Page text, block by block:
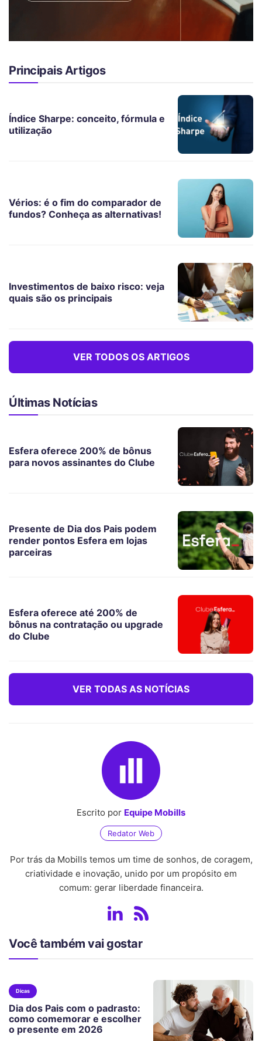
Principais Artigos
Índice Sharpe: conceito, fórmula e
utilização
Vérios: é o fim do comparador de
fundos? Conheça as alternativas!
Investimentos de baixo risco: veja
quais são os principais
VER TODOS OS ARTIGOS
Últimas Notícias
Esfera oferece 200% de bônus
para novos assinantes do Clube
Presente de Dia dos Pais podem
render pontos Esfera em lojas
parceiras
Esfera oferece até 200% de
bônus na contratação ou upgrade
do Clube
VER TODAS AS NOTÍCIAS
Escrito por Equipe Mobills
Redator Web
Por trás da Mobills temos um time de sonhos, de coragem,
criatividade e inovação, unido por um propósito em
comum: gerar liberdade financeira.
Você também vai gostar
Dicas
Dia dos Pais com o padrasto:
como comemorar e escolher
o presente em 2026